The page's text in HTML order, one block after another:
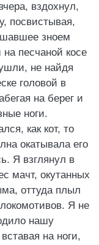
вздохнул,
посвистывая,
зноем
песчаной косе
не найдя
головой в
на берег и
ноги.
как кот, то
окатывала его
Я взглянул в
мачт, окутанных
оттуда плыл
Я не
нашу
на ноги,